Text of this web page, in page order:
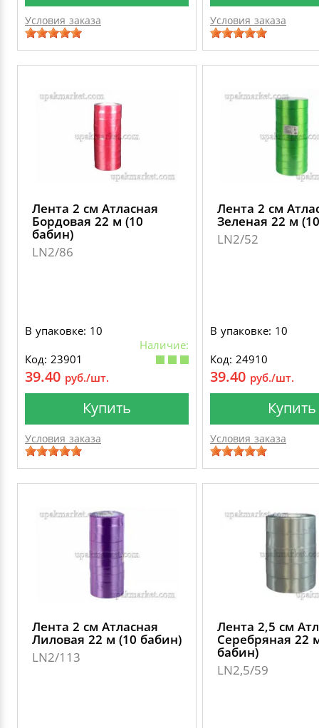
Условия заказа Условия заказа
Лента 2 см Атласная
Бордовая 22 м (10
бабин)
LN2/86
В упаковке: 10
Наличие:
Код: 23901
39.40 руб./шт.
Купить
Условия заказа
Лента 2 см
Зеленая 22 м
LN2/52
В упаковке: 10
Код: 24910
39.40 руб./шт.
Купить
Условия заказа
Лента 2 см Атласная
Лиловая 22 м (10 бабин)
LN2/113
Лента 2,5 см
Серебряная 22
бабин)
LN2,5/59